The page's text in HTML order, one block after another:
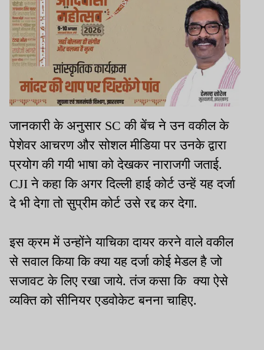
जानकारी के अनुसार SC की बेंच ने उन वकील के
पेशेवर आचरण और सोशल मीडिया पर उनके द्वारा
प्रयोग की गयी भाषा को देखकर नाराजगी जताई.
CJI ने कहा कि अगर दिल्ली हाई कोर्ट उन्हें यह दर्जा
दे भी देगा तो सुप्रीम कोर्ट उसे रद्द कर देगा.
इस क्रम में उन्होंने याचिका दायर करने वाले वकील
से सवाल किया कि क्या यह दर्जा कोई मेडल है जो
सजावट के लिए रखा जाये. तंज कसा कि क्या ऐसे
व्यक्ति को सीनियर एडवोकेट बनना चाहिए.